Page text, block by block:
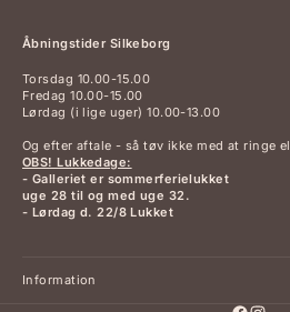
Åbningstider Silkeborg
Torsdag 10.00-15.00
Fredag 10.00-15.00
Lørdag (i lige uger) 10.00-13.00
Og efter aftale - så tøv ikke med at ringe
OBS! Lukkedage:
- Galleriet er sommerferielukket
uge 28 til og med uge 32.
- Lørdag d. 22/8 Lukket
Information